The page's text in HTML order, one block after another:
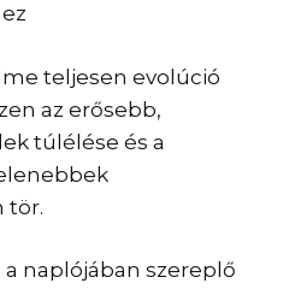
teljesen evolúció
az erősebb,
túlélése és a
tör.
naplójában szereplő